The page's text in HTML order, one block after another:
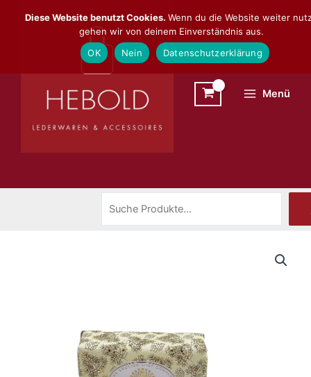
Inhalt
Menü
Diese Website benutzt Cookies. Wenn du die Website weiter
gehen wir von deinem Einverständnis aus.
OK
Nein Datenschutzerklärung